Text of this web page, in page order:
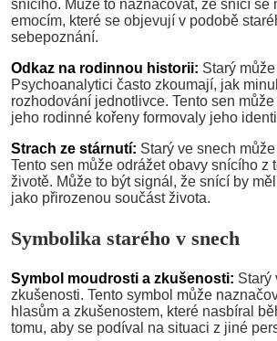
snícího. Může to naznačovat, že snící
emocím, které se objevují v podobě
sebepoznání.
Odkaz na rodinnou historii: Starý
Psychoanalytici často zkoumají, jak
rozhodování jednotlivce. Tento sen
jeho rodinné kořeny formovaly jeho
Strach ze stárnutí: Starý ve snech
Tento sen může odrážet obavy snícího
životě. Může to být signál, že snící by
jako přirozenou součást života.
Symbolika starého v snech
Symbol moudrosti a zkušenosti: Starý
zkušenosti. Tento symbol může
hlasům a zkušenostem, které nasbíral
tomu, aby se podíval na situaci z jiné